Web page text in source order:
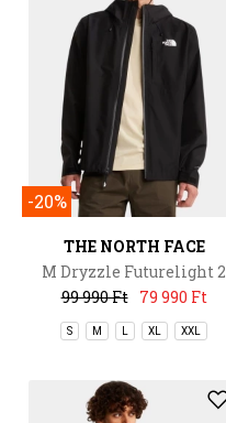
-20%
THE NORTH FACE
M Dryzzle Futurelight 2
Jacket
99 990 Ft 79 990 Ft
S M XL XXL